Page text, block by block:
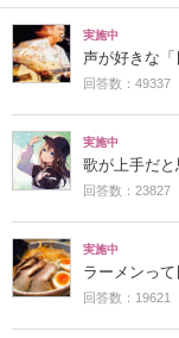
実施中
声が好きな「
回答数：49337
実施中
歌が上手だと
回答数：23827
実施中
ラーメンっ
回答数：19621